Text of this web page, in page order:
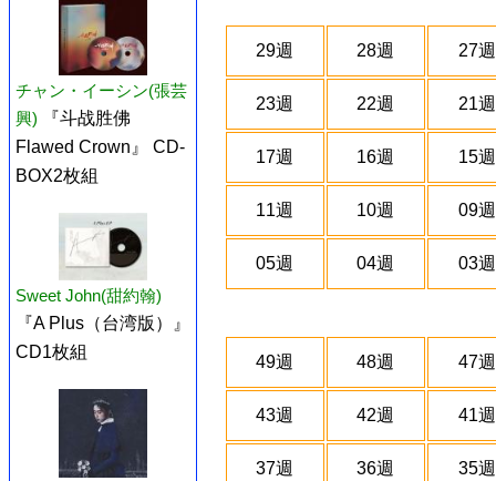
チャン・イーシン(張芸
興)
『斗战胜佛
Flawed Crown』 CD-
BOX2枚組
Sweet John(甜約翰)
『A Plus（台湾版）』
CD1枚組
29週 28週 27週
23週 22週 21週
17週 16週 15週
11週 10週 09週
05週 04週 03週
49週 48週 47週
43週 42週 41週
37週 36週 35週